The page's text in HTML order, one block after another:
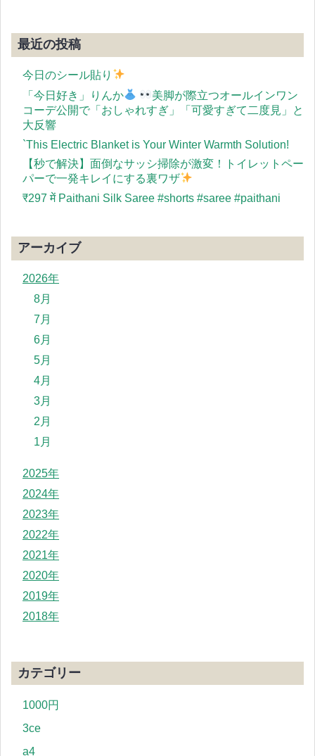
最近の投稿
今日のシール貼り
「今日好き」りんか
美脚が際立つオールインワン
コーデ公開で「おしゃれすぎ」「可愛すぎて二度見」と
大反響
`This Electric Blanket is Your Winter Warmth Solution!
【秒で解決】面倒なサッシ掃除が激変！トイレットペー
パーで一発キレイにする裏ワザ
​₹297 में Paithani Silk Saree #shorts #saree #paithani
アーカイブ
2026年
8月
7月
6月
5月
4月
3月
2月
1月
2025年
2024年
2023年
2022年
2021年
2020年
2019年
2018年
カテゴリー
1000円
3ce
a4